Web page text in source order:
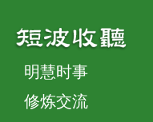
明慧时事
修炼交流